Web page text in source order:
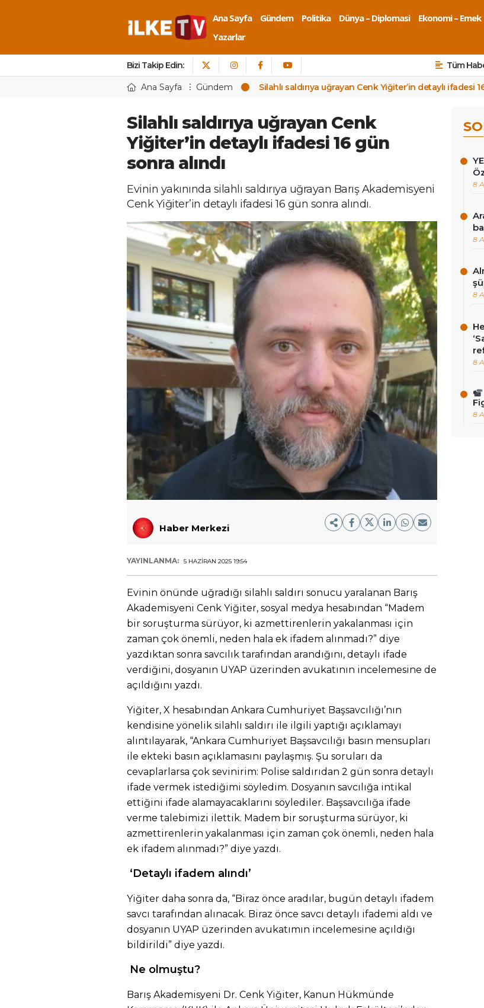
Ana Sayfa Gündem Politika Dünya – Diplomasi Ekonomi – Emek
Yazarlar
Bizi Takip Edin: Tüm
Ana Sayfa Gündem Silahlı saldırıya uğrayan Cenk Yiğiter’in detaylı ifadesi
Silahlı saldırıya uğrayan Cenk
Yiğiter’in detaylı ifadesi 16 gün
sonra alındı
Evinin yakınında silahlı saldırıya uğrayan Barış Akademisyeni
Cenk Yiğiter’in detaylı ifadesi 16 gün sonra alındı.
Haber Merkezi
YAYINLANMA: 5 HAZIRAN 2025 19:54
Evinin önünde uğradığı silahlı saldırı sonucu yaralanan Barış
Akademisyeni Cenk Yiğiter, sosyal medya hesabından “Madem
bir soruşturma sürüyor, ki azmettirenlerin yakalanması için
zaman çok önemli, neden hala ek ifadem alınmadı?” diye
yazdıktan sonra savcılık tarafından arandığını, detaylı ifade
verdiğini, dosyanın UYAP üzerinden avukatının incelemesine de
açıldığını yazdı.
Yiğiter, X hesabından Ankara Cumhuriyet Başsavcılığı’nın
kendisine yönelik silahlı saldırı ile ilgili yaptığı açıklamayı
alıntılayarak, “Ankara Cumhuriyet Başsavcılığı basın mensupları
ile ekteki basın açıklamasını paylaşmış. Şu soruları da
cevaplarlarsa çok sevinirim: Polise saldırıdan 2 gün sonra detaylı
ifade vermek istediğimi söyledim. Dosyanın savcılığa intikal
ettiğini ifade alamayacaklarını söylediler. Başsavcılığa ifade
verme talebimizi ilettik. Madem bir soruşturma sürüyor, ki
azmettirenlerin yakalanması için zaman çok önemli, neden hala
ek ifadem alınmadı?” diye yazdı.
‘Detaylı ifadem alındı’
Yiğiter daha sonra da, “Biraz önce aradılar, bugün detaylı ifadem
savcı tarafından alınacak. Biraz önce savcı detaylı ifademi aldı ve
dosyanın UYAP üzerinden avukatımın incelemesine açıldığı
bildirildi” diye yazdı.
Ne olmuştu?
Barış Akademisyeni Dr. Cenk Yiğiter, Kanun Hükmünde
8
8
8
8
8